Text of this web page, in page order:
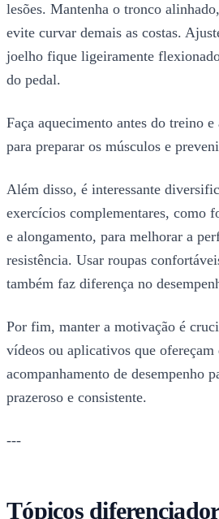
lesões. Mantenha o tronco
evite curvar demais as costas.
joelho fique ligeiramente
do pedal.
Faça aquecimento antes do treino
para preparar os músculos e
Além disso, é interessante
exercícios complementares, como
e alongamento, para melhorar a
resistência. Usar roupas
também faz diferença no
Por fim, manter a motivação é
vídeos ou aplicativos que ofereçam
acompanhamento de desempenho
prazeroso e consistente.
---
Tópicos